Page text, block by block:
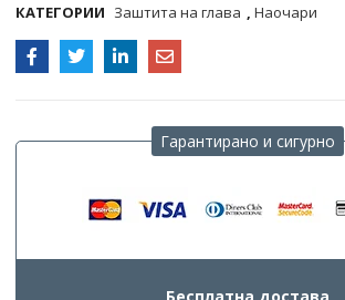
КАТЕГОРИИ Заштита на глава ,Наочари
Гарантирано и сигурно
Бесплатна достава